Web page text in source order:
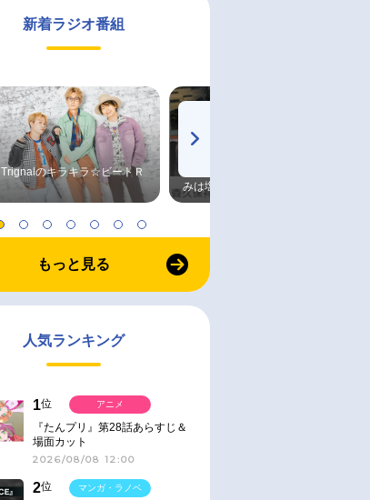
新着ラジオ番組
Trignalのキラキラ☆ビートＲ
みは塩だけ
もっと見る
人気ランキング
1位
『たんプリ』第28話あらすじ＆
場面カット
2026/08/08 12:00
アニメ
2位
マンガ・ラノベ